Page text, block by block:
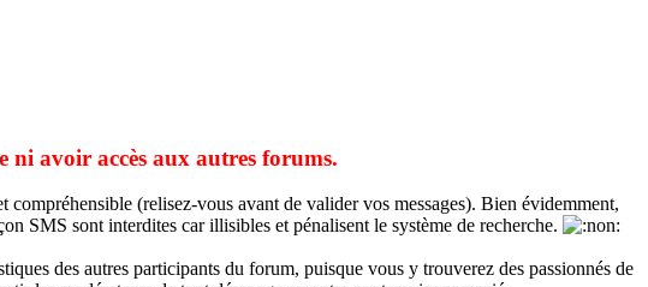
ni avoir accès aux autres forums.
(relisez-vous avant de valider vos messages). Bien évidemment,
SMS sont interdites car illisibles et pénalisent le système de recherche.
des autres participants du forum, puisque vous y trouverez des passionnés de